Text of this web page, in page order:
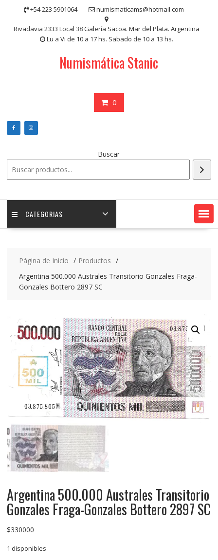
contenido
+54 223 5901064 numismaticams@hotmail.com
Rivadavia 2333 Local 38 Galería Sacoa. Mar del Plata. Argentina
Lu a Vi de 10 a 17 hs. Sabado de 10 a 13 hs.
Numismática Stanic
0
Buscar
CATEGORIAS
Página de Inicio
Productos
Argentina 500.000 Australes Transitorio Gonzales Fraga-
Gonzales Bottero 2897 SC
Argentina 500.000 Australes Transitorio
Gonzales Fraga-Gonzales Bottero 2897 SC
$330000
1 disponibles